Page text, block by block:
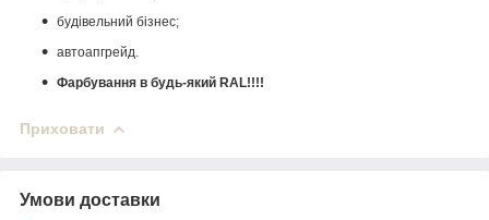
будівельний бізнес;
автоапгрейд.
Фарбування в будь-який RAL!!!!
Приховати
Умови доставки